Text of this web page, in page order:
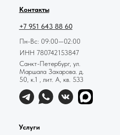
Контакты
+7 951 643 88 60
Пн-Вс: 09:00—02:00
ИНН 780742153847
Санкт-Петербург, ул.
Маршала Захарова. д.
50, к.1 , лит. А, кв. 533
Услуги